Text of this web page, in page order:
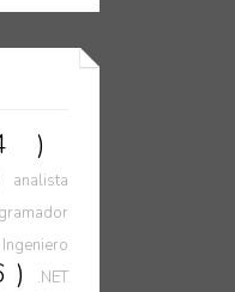
)
analista
Ingeniero
) .NET